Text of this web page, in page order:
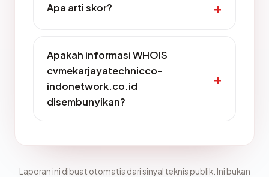
Apa arti skor?
Apakah informasi WHOIS
cvmekarjayatechnicco-
indonetwork.co.id
disembunyikan?
Laporan ini dibuat otomatis dari sinyal teknis publik. Ini bukan